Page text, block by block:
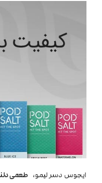
ایجوس دسر لیمو، طعمی